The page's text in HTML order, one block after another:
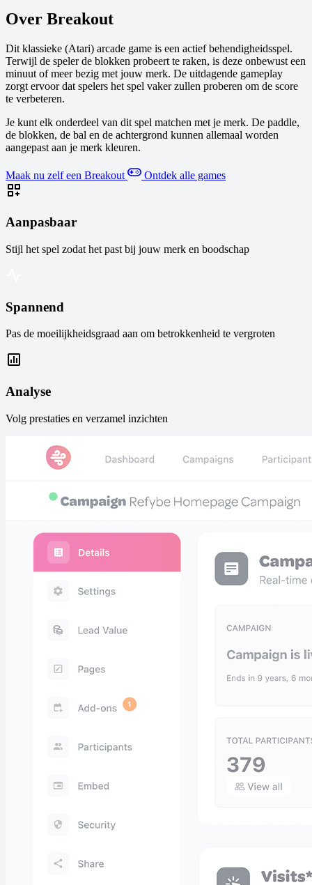
Over Breakout
Dit klassieke (Atari) arcade game is een actief behendigheidsspel.
Terwijl de speler de blokken probeert te raken, is deze onbewust een
minuut of meer bezig met jouw merk. De uitdagende gameplay
zorgt ervoor dat spelers het spel vaker zullen proberen om de score
te verbeteren.
Je kunt elk onderdeel van dit spel matchen met je merk. De paddle,
de blokken, de bal en de achtergrond kunnen allemaal worden
aangepast aan je merk kleuren.
Maak nu zelf een Breakout Ontdek alle games
Aanpasbaar
Stijl het spel zodat het past bij jouw merk en boodschap
Spannend
Pas de moeilijkheidsgraad aan om betrokkenheid te vergroten
Analyse
Volg prestaties en verzamel inzichten